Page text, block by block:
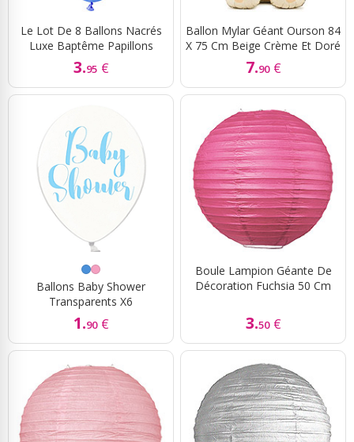
Le Lot De 8 Ballons Nacrés
Luxe Baptême Papillons
3.95 €
Ballon Mylar Géant Ourson 84
X 75 Cm Beige Crème Et Doré
7.90 €
Ballons Baby Shower
Transparents X6
1.90 €
Boule Lampion Géante De
Décoration Fuchsia 50 Cm
3.50 €